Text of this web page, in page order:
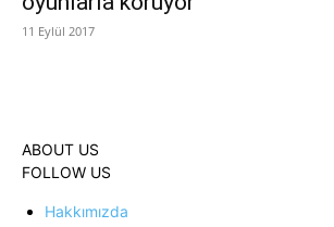
11 Eylül 2017
ABOUT US
FOLLOW US
Hakkımızda